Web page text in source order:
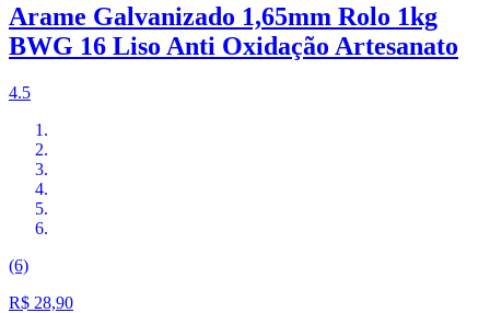
Arame Galvanizado 1,65mm Rolo 1kg
BWG 16 Liso Anti Oxidação Artesanato
4.5
(6)
R$ 28,90